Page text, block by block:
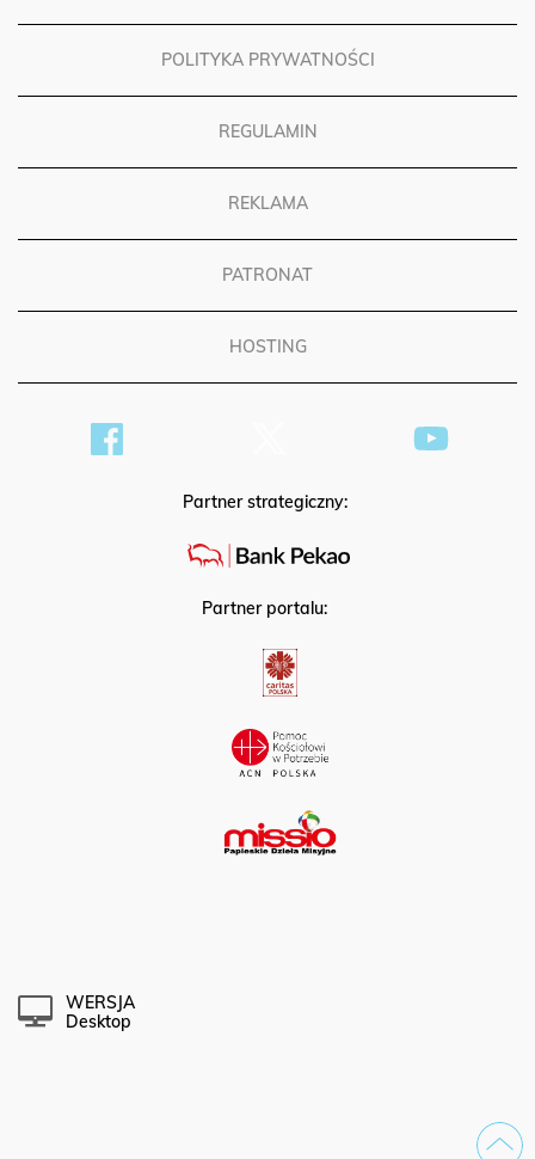
POLITYKA PRYWATNOŚCI
REGULAMIN
REKLAMA
PATRONAT
HOSTING
Partner strategiczny:
Partner portalu:
WERSJA
Desktop